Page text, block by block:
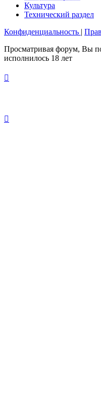
Культура
Технический раздел
Конфиденциальность |
Просматривая форум, Вы
исполнилось 18 лет